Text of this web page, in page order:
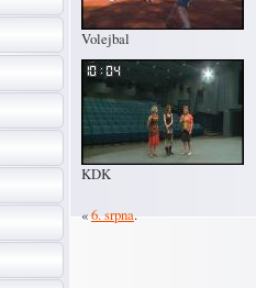
Volejbal
KDK
«6. srpna.